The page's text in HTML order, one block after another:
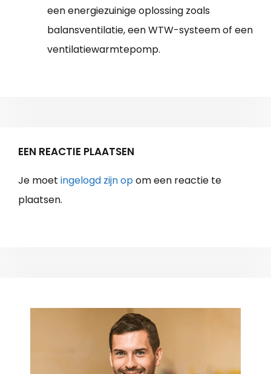
een energiezuinige oplossing zoals
balansventilatie, een WTW-systeem of een
ventilatiewarmtepomp.
EEN REACTIE PLAATSEN
Je moet ingelogd zijn opom een reactie te
plaatsen.